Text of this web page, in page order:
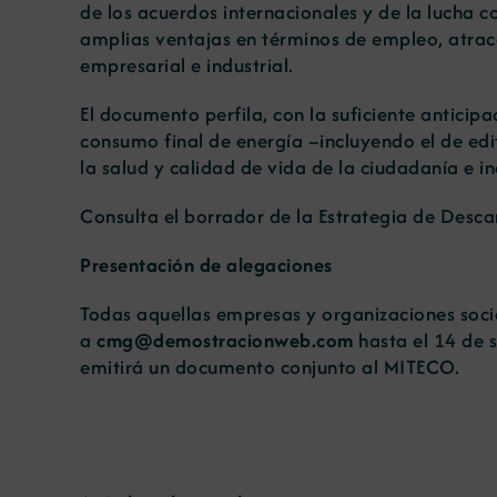
de los acuerdos internacionales y de la lucha
amplias ventajas en términos de empleo,
empresarial e industrial.
El documento perfila, con la suficiente
consumo final de energía –incluyendo el de
la salud y calidad de vida de la ciudadanía e
Consulta el borrador de la Estrategia de
Presentación de alegaciones
Todas aquellas empresas y organizaciones
a cmg@demostracionweb.com hasta el 14 de
emitirá un documento conjunto al MITECO.